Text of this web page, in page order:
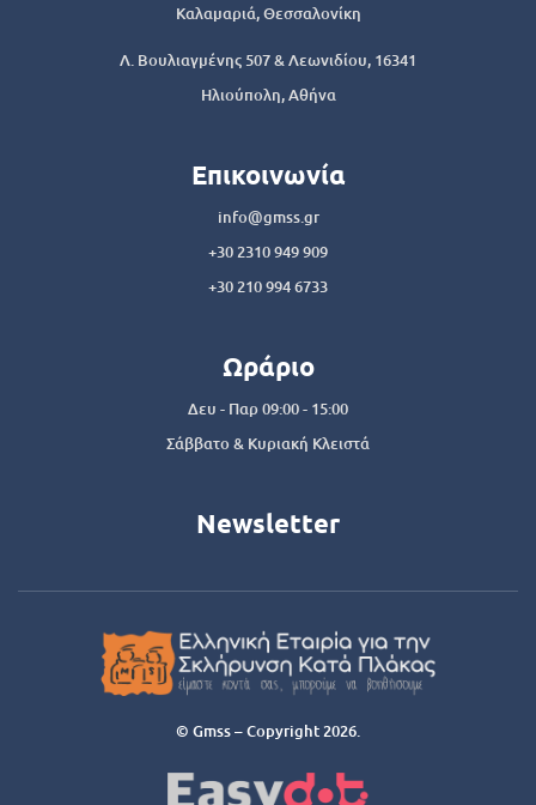
Καλαμαριά, Θεσσαλονίκη
Λ. Βουλιαγμένης 507 & Λεωνιδίου, 16341
Ηλιούπολη, Αθήνα
Επικοινωνία
info@gmss.gr
+30 2310 949 909
+30 210 994 6733
Ωράριο
Δευ - Παρ 09:00 - 15:00
Σάββατο & Κυριακή Κλειστά
Newsletter
© Gmss – Copyright 2026.